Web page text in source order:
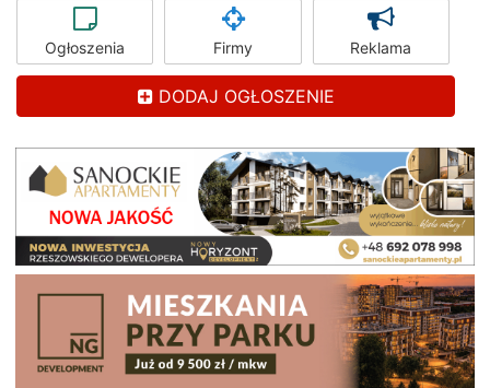
Ogłoszenia Firmy Reklama
DODAJ OGŁOSZENIE